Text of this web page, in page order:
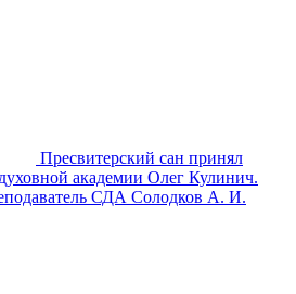
Пресвитерский сан принял
академии Олег Кулинич.
СДА Солодков А. И.